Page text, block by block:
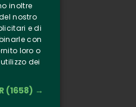
Us
inoltre
nostro
e di
con
loro o
dei
(1658) →